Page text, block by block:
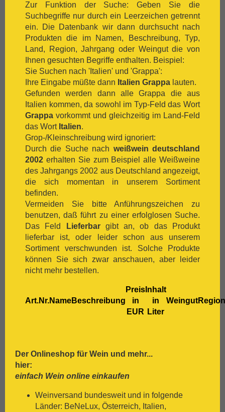
[:. Gamay
[:. Garganega
[:. Garnacha
[:. Gavi
[:. Gewürztraminer
[:. Graciano
[:. grauer Burgunder
[:. Grenache
[:. Grüner Veltliner
[:. Gutedel
[:. Huxelrebe
[:. Lemberger
[:. Macabeo
[:. Malbec
[:. Malvasia Bianca
[:. Marsanne
[:. Mascato
[:. Merlot
[:. Meunier
[:. Monastrell
[:. Montepulciano
[:. Montepulciano d`Abruzzo
[:. Mourvèdre
[:. Müller-Thurgau
[:. Muskat
[:. Negroamaro
[:. Petit Verdot
[:. Pinot Blanc
[:. Pinot Gris
Pinot Noir
Pinotage
Zur Funktion der Suche: Geben Sie die
Suchbegriffe nur durch ein Leerzeichen getrennt
ein. Die Datenbank wir dann durchsucht nach
Produkten die im Namen, Beschreibung, Typ,
Land, Region, Jahrgang oder Weingut die von
Ihnen gesuchten Begriffe enthalten. Beispiel:
Sie Suchen nach 'Italien' und 'Grappa':
Ihre Eingabe müßte dann Italien Grappa lauten.
Gefunden werden dann alle Grappa die aus
Italien kommen, da sowohl im Typ-Feld das Wort
Grappa vorkommt und gleichzeitig im Land-Feld
das Wort Italien.
Grop-/Kleinschreibung wird ignoriert:
Durch die Suche nach weißwein deutschland
2002 erhalten Sie zum Beispiel alle Weißweine
des Jahrgangs 2002 aus Deutschland angezeigt,
die sich momentan in unserem Sortiment
befinden.
Vermeiden Sie bitte Anführungszeichen zu
benutzen, daß führt zu einer erfolglosen Suche.
Das Feld
Lieferbargibt an, ob das Produkt
lieferbar ist, oder leider schon aus unserem
Sortiment verschwunden ist. Solche Produkte
können Sie sich zwar anschauen, aber leider
nicht mehr bestellen.
Art.Nr.NameBeschreibung
Preis
in
EUR
Inhalt
in
Liter
WeingutRegion
Der Onlineshop für Wein und mehr...
hier:
einfach Wein online einkaufen
Weinversand bundesweit und in folgende
Länder: BeNeLux, Österreich, Italien,